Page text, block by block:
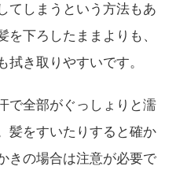
てしまうという方法もあ
を下ろしたままよりも、
拭き取りやすいです。
で全部がぐっしょりと濡
髪をすいたりすると確か
きの場合は注意が必要で